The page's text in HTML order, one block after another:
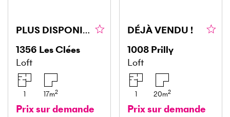
PLUS DISPONIBLE !
1356 Les Clées
Loft
1 17m2
Prix sur demande
DÉJÀ VENDU !
1008 Prilly
Loft
1 20m2
Prix sur demande